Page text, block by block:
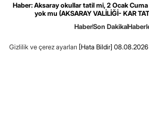
Haber: Aksaray okullar tatil mi, 2 Ocak
yok mu (AKSARAY VALİLİĞİ- KAR
HaberSon Dakika
Gizlilik ve çerez ayarları [Hata Bildir] 08.08.2026